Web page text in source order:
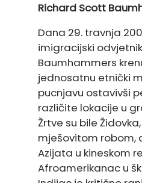
Richard Scott
Dana 29. travnja
imigracijski
Baumhammers
jednosatnu etnički
pucnjavu ostavivši
različite lokacije u
Žrtve su bile
mješovitom robom,
Azijata u kineskom
Afroamerikanac u